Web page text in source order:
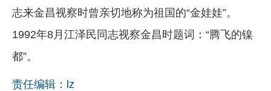
志来金昌视察时曾亲切地称为祖国的“金娃娃”。
1992年8月江泽民同志视察金昌时题词：“腾飞的镍
都”。
责任编辑：lz